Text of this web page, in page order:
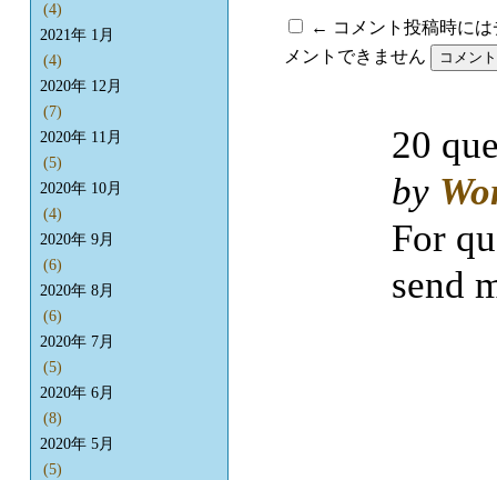
← コメント投稿時に
メントできません
(4)
2021年 1月
(4)
2020年 12月
(7)
2020年 11月
(5)
2020年 10月
(4)
2020年 9月
(6)
2020年 8月
(6)
2020年 7月
(5)
2020年 6月
(8)
2020年 5月
(5)
20
by
For
send